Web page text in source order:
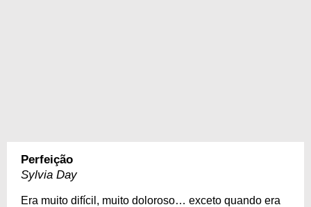
Perfeição
Sylvia Day
Era muito difícil, muito doloroso… exceto quando era